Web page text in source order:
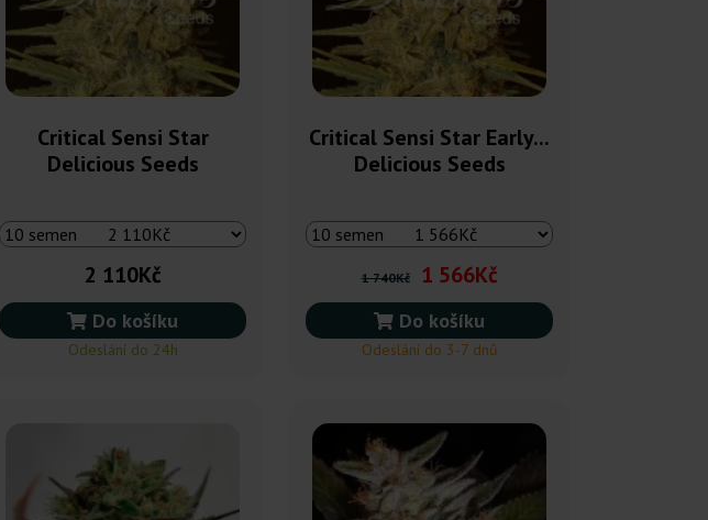
Critical Sensi Star
Delicious Seeds
2 110Kč
Do košíku
Odeslání do 24h
Critical Sensi Star Early...
Delicious Seeds
1 740Kč 1 566Kč
Do košíku
Odeslání do 3-7 dnů